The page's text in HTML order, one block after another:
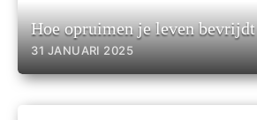
Hoe opruimen je leven bevrijdt
31 JANUARI 2025